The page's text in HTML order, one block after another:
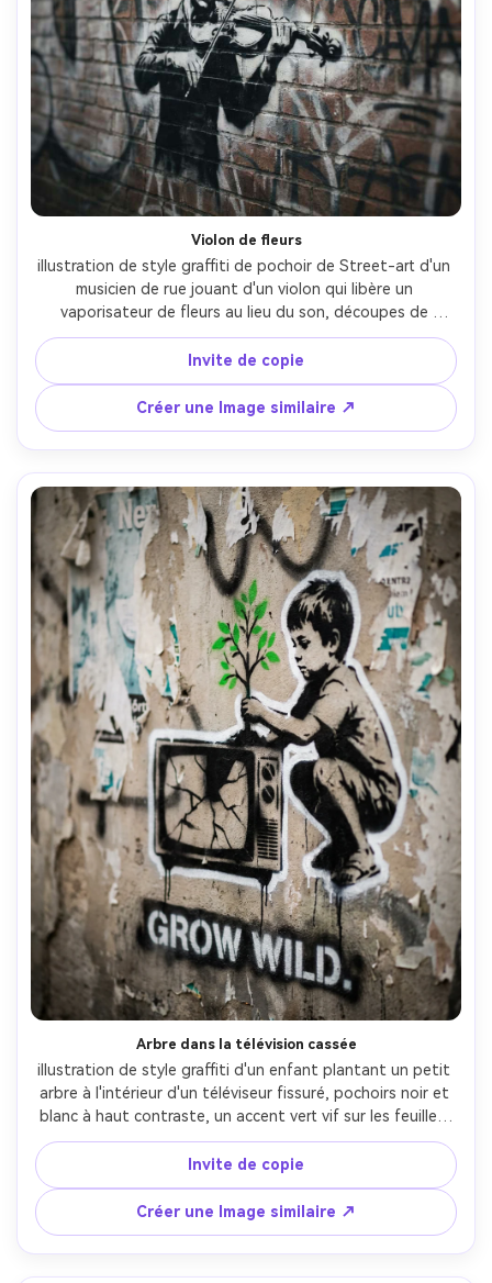
Violon de fleurs
illustration de style graffiti de pochoir de Street-art d'un
musicien de rue jouant d'un violon qui libère un
vaporisateur de fleurs au lieu du son, découpes de
pochoir monochrome, un accent violet sur les pétales de
fleurs, mur en brique avec de vieux fantômes de graffiti,
surspray subtil, humeur poétique et pleine d'espoir, cadre
vertical élégant, objectif 85mm, profondeur de champ peu
profonde, éclairage cinématographique doux-AR 4:5
Invite de copie
Créer une Image similaire ↗
Arbre dans la télévision cassée
illustration de style graffiti d'un enfant plantant un petit
arbre à l'intérieur d'un téléviseur fissuré, pochoirs noir et
blanc à haut contraste, un accent vert vif sur les feuilles,
mur de plâtre sale avec des restes de papier déchiré,
saignement de pochoir et gouttes de pulvérisation,
critique technique optimiste, composition centrée de
style affiche, objectif 85 mm, profondeur de champ peu
profonde, éclairage cinématographique doux-AR 4:5
Invite de copie
Créer une Image similaire ↗